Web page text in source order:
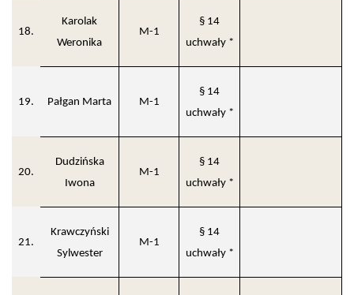
18.
Karolak
Weronika
M-1
§ 14
uchwały *
19. Pałgan Marta M-1
§ 14
uchwały *
20.
Dudzińska
Iwona
M-1
§ 14
uchwały *
21.
Krawczyński
Sylwester
M-1
§ 14
uchwały *